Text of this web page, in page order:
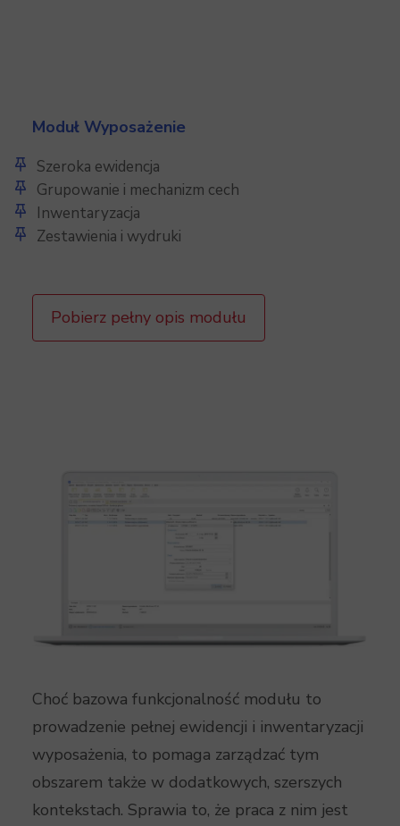
Moduł Wyposażenie
Szeroka ewidencja
Grupowanie i mechanizm cech
Inwentaryzacja
Zestawienia i wydruki
Pobierz pełny opis modułu
Choć bazowa funkcjonalność modułu to
prowadzenie pełnej ewidencji i inwentaryzacji
wyposażenia, to pomaga zarządzać tym
obszarem także w dodatkowych, szerszych
kontekstach. Sprawia to, że praca z nim jest